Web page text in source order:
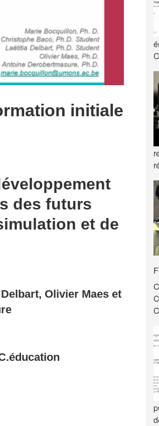
initiale
des futurs
et de
Olivier Maes et